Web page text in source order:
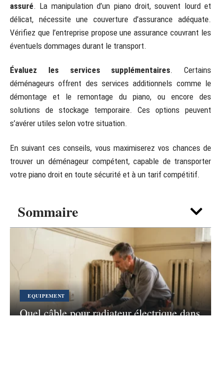
Sommaire
EQUIPEMENT
Quel câble pour radiateur électrique dans
assuré. La manipulation d’un piano droit, souvent lourd et
délicat, nécessite une couverture d’assurance adéquate.
Vérifiez que l’entreprise propose une assurance couvrant les
éventuels dommages durant le transport.
Évaluez les services supplémentaires. Certains
déménageurs offrent des services additionnels comme le
démontage et le remontage du piano, ou encore des
solutions de stockage temporaire. Ces options peuvent
s’avérer utiles selon votre situation.
En suivant ces conseils, vous maximiserez vos chances de
trouver un déménageur compétent, capable de transporter
votre piano droit en toute sécurité et à un tarif compétitif.